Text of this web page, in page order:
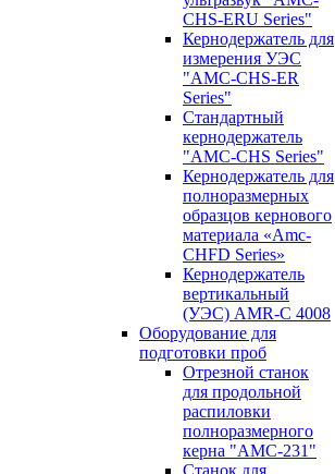
CHS-ERU Series"
Кернодержатель для
измерения УЭС
"AMC-CHS-ER
Series"
Стандартный
кернодержатель
"AMC-CHS Series"
Кернодержатель для
полноразмерных
образцов кернового
материала «Amc-
CHFD Series»
Кернодержатель
вертикальный
(УЭС) AMR-C 4008
Оборудование для
подготовки проб
Отрезной станок
для продольной
распиловки
полноразмерного
керна "AMC-231"
Станок для